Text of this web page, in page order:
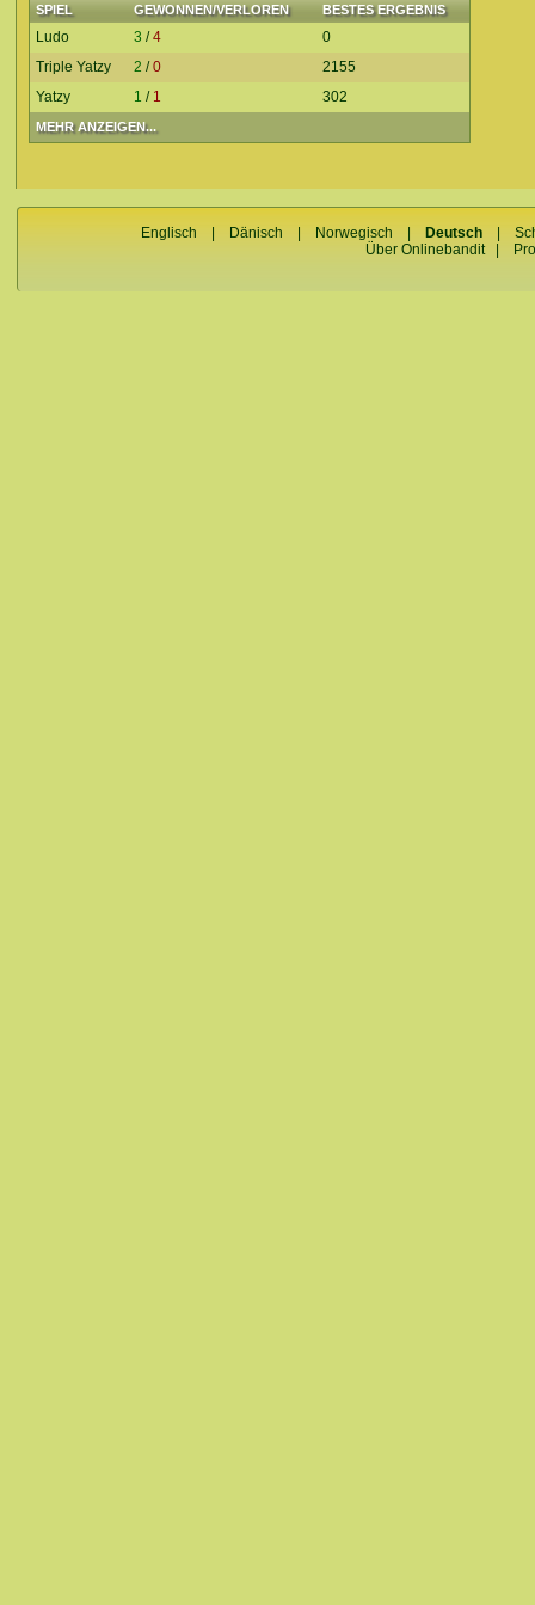
SPIEL GEWONNEN/VERLOREN BESTES ERGEBNIS
MEHR ANZEIGEN...
Ludo 3 /4
0
Triple Yatzy
2 /0
2155
Yatzy
1 / 1 302
Englisch Dänisch Norwegisch Deutsch |
Über Onlinebandit|